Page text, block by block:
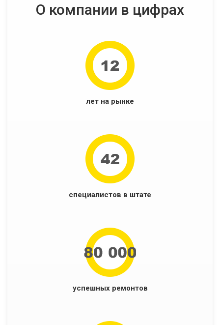
О компании в цифрах
лет на рынке
специалистов в штате
успешных ремонтов